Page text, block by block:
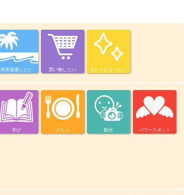
現実逃避したい 買い物したい キレイになりたい
学び グルメ 観光 パワースポット